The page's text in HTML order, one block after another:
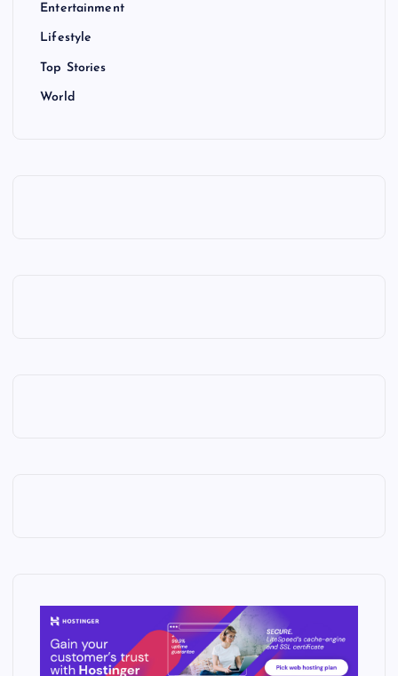
Entertainment
Lifestyle
Top Stories
World